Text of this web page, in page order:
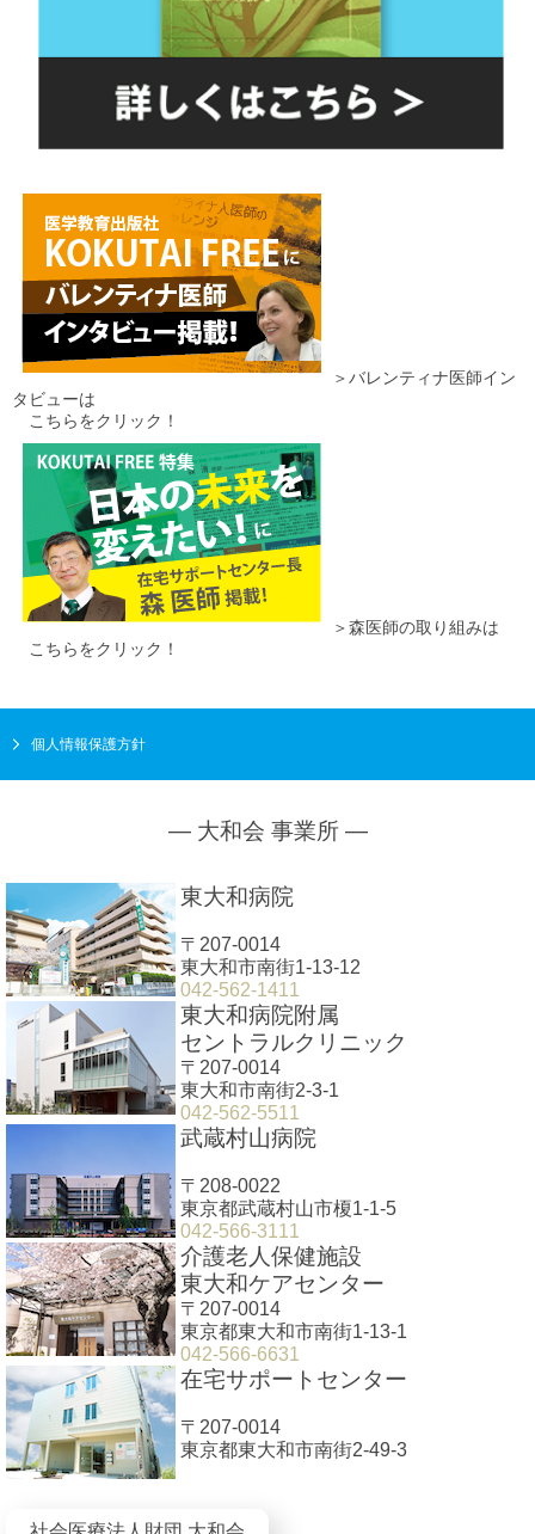
＞バレンティナ医師イン
タビューは
こちらをクリック！
＞森医師の取り組みは
こちらをクリック！
個人情報保護方針
― 大和会 事業所 ―
東大和病院
〒207-0014
東大和市南街1-13-12
042-562-1411
東大和病院附属
セントラルクリニック
〒207-0014
東大和市南街2-3-1
042-562-5511
武蔵村山病院
〒208-0022
東京都武蔵村山市榎1-1-5
042-566-3111
介護老人保健施設
東大和ケアセンター
〒207-0014
東京都東大和市南街1-13-1
042-566-6631
在宅サポートセンター
〒207-0014
東京都東大和市南街2-49-3